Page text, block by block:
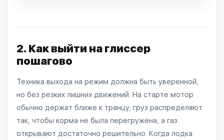
2. Как выйти на глиссер
пошагово
Техника выхода на режим должна быть уверенной,
но без резких лишних движений. На старте мотор
обычно держат ближе к транцу, груз распределяют
так, чтобы корма не была перегружена, а газ
открывают достаточно решительно. Когда лодка